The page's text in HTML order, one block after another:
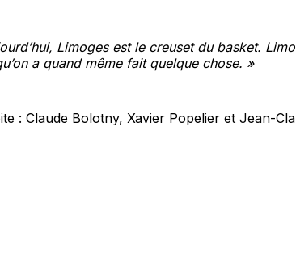
Limoges est le creuset du basket.
a quand même fait quelque chose. »
: Claude Bolotny, Xavier Popelier et Jean-